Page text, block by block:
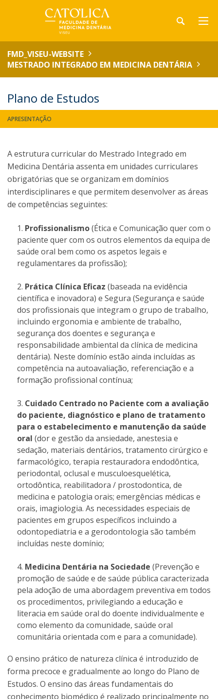
FMD_VISEU-WEBSITE
MESTRADO INTEGRADO EM MEDICINA DENTÁRIA
Plano de Estudos
APRESENTAÇÃO
A estrutura curricular do Mestrado Integrado em
Medicina Dentária assenta em unidades curriculares
obrigatórias que se organizam em domínios
interdisciplinares e que permitem desenvolver as áreas
de competências seguintes:
Profissionalismo(Ética e Comunicação quer com o
paciente quer com os outros elementos da equipa de
saúde oral bem como os aspetos legais e
regulamentares da profissão);
Prática Clínica Eficaz (baseada na evidência
científica e inovadora) e Segura (Segurança e saúde
dos profissionais que integram o grupo de trabalho,
incluindo ergonomia e ambiente de trabalho,
segurança dos doentes e segurança e
responsabilidade ambiental da clínica de medicina
dentária). Neste domínio estão ainda incluídas as
competência na autoavaliação, referenciação e a
formação profissional contínua;
Cuidado Centrado no Paciente com a avaliação
do paciente, diagnóstico e plano de tratamento
para o estabelecimento e manutenção da saúde
oral (dor e gestão da ansiedade, anestesia e
sedação, materiais dentários, tratamento cirúrgico e
farmacológico, terapia restauradora endodôntica,
periodontal, oclusal e musculoesquelética,
ortodôntica, reabilitadora / prostodontica, de
medicina e patologia orais; emergências médicas e
orais, imagiologia. As necessidades especiais de
pacientes em grupos específicos incluindo a
odontopediatria e a gerodontologia são também
incluídas neste domínio;
Medicina Dentária na Sociedade (Prevenção e
promoção de saúde e de saúde pública caracterizada
pela adoção de uma abordagem preventiva em todos
os procedimentos, privilegiando a educação e
literacia em saúde oral do doente individualmente e
como elemento da comunidade, saúde oral
comunitária orientada com e para a comunidade).
O ensino prático de natureza clínica é introduzido de
forma precoce e gradualmente ao longo do Plano de
Estudos. O ensino das áreas fundamentais do
conhecimento biomédico é realizado principalmente no